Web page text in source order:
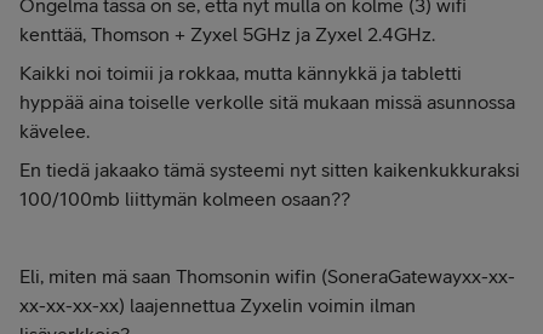
Ongelma tässä on se, että nyt mulla on kolme (3) wifi
kenttää, Thomson + Zyxel 5GHz ja Zyxel 2.4GHz.
Kaikki noi toimii ja rokkaa, mutta kännykkä ja tabletti
hyppää aina toiselle verkolle sitä mukaan missä asunnossa
kävelee.
En tiedä jakaako tämä systeemi nyt sitten kaikenkukkuraksi
100/100mb liittymän kolmeen osaan??
Eli, miten mä saan Thomsonin wifin (SoneraGatewayxx-xx-
xx-xx-xx-xx) laajennettua Zyxelin voimin ilman